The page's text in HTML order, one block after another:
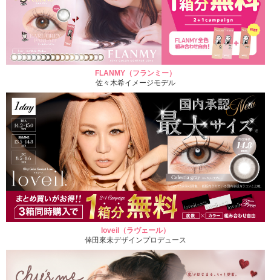
FLANMY（フランミー）
佐々木希イメージモデル
loveil（ラヴェール）
倖田來未デザインプロデュース